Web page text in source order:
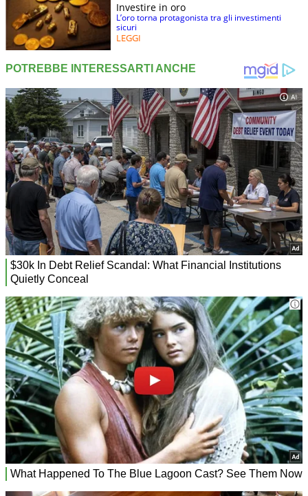
Investire in oro
L’oro torna protagonista tra gli investimenti
sicuri
LEGGI